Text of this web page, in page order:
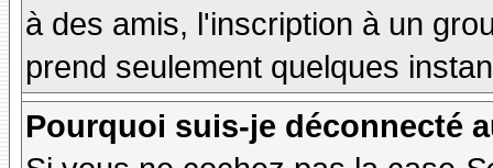
à des amis, l'inscription à un
prend seulement quelques
Pourquoi suis-je déconnecté